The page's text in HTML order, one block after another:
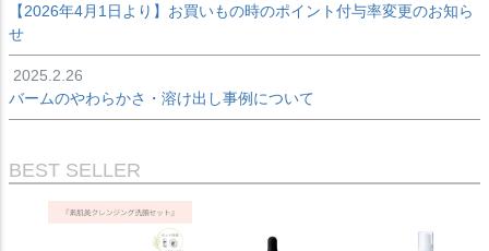
【2026年4月1日より】お買いもの時のポイント付与率変更のお知ら
せ
2025.2.26
バームのやわらかさ・溶け出し事例について
BEST SELLER